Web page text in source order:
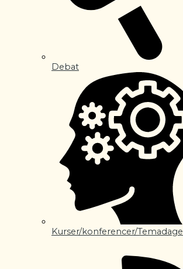
Debat
Kurser/konferencer/Temadage